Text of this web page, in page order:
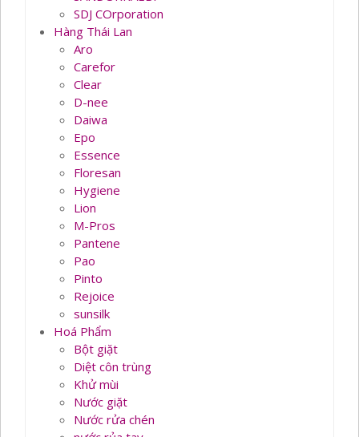
SDJ COrporation
Hàng Thái Lan
Aro
Carefor
Clear
D-nee
Daiwa
Epo
Essence
Floresan
Hygiene
Lion
M-Pros
Pantene
Pao
Pinto
Rejoice
sunsilk
Hoá Phẩm
Bột giặt
Diệt côn trùng
Khử mùi
Nước giặt
Nước rửa chén